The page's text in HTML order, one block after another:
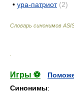
• ура-патриот (2)
Словарь синонимов
Игры ⚽
Синонимы: